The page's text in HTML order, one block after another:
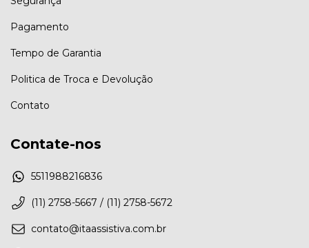
Pagamento
Tempo de Garantia
Politica de Troca e Devolução
Contato
Contate-nos
5511988216836
(11) 2758-5667 / (11) 2758-5672
contato@itaassistiva.com.br